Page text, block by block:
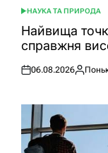
ОПУБЛІКУВАТИ
У
НАУКА ТА ПРИРОДА
Найвища
справжня
Оприлюднено
06.08.2026